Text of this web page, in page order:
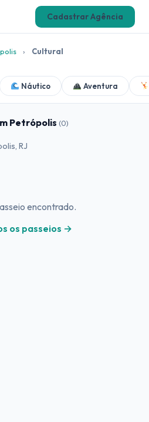
Cadastrar Agência
› Cultural
Náutico Aventura
Petrópolis (0)
RJ
encontrado.
os passeios →